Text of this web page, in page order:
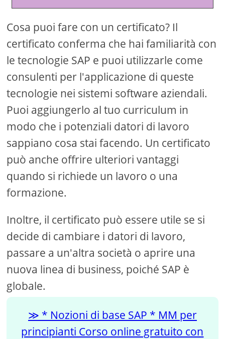
Cosa puoi fare con un certificato? Il
certificato conferma che hai familiarità con
le tecnologie SAP e puoi utilizzarle come
consulenti per l'applicazione di queste
tecnologie nei sistemi software aziendali.
Puoi aggiungerlo al tuo curriculum in
modo che i potenziali datori di lavoro
sappiano cosa stai facendo. Un certificato
può anche offrire ulteriori vantaggi
quando si richiede un lavoro o una
formazione.
Inoltre, il certificato può essere utile se si
decide di cambiare i datori di lavoro,
passare a un'altra società o aprire una
nuova linea di business, poiché SAP è
globale.
* Nozioni di base SAP * MM per
principianti Corso online gratuito con